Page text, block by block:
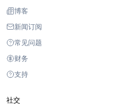
博客
新闻订阅
常见问题
财务
支持
社交